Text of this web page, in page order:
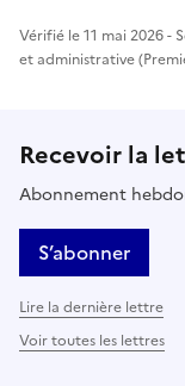
Vérifié le 11 mai 2026 -
et administrative
Recevoir la
Abonnement
S’abonner
Lire la dernière lettre
Voir toutes les lettres